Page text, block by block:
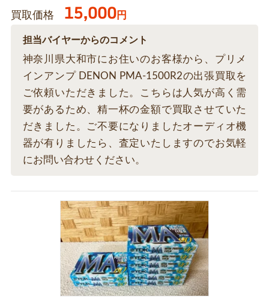
買取価格 15,000円
担当バイヤーからのコメント
神奈川県大和市にお住いのお客様から、プリメ
インアンプ DENON PMA-1500R2の出張買取を
ご依頼いただきました。こちらは人気が高く需
要があるため、精一杯の金額で買取させていた
だきました。ご不要になりましたオーディオ機
器が有りましたら、査定いたしますのでお気軽
にお問い合わせください。